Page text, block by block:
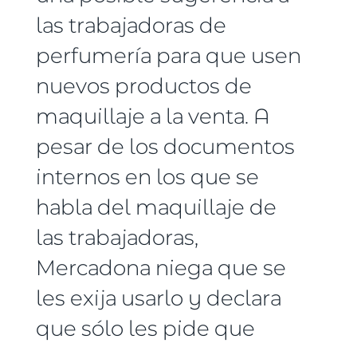
las trabajadoras de
perfumería para que usen
nuevos productos de
maquillaje a la venta. A
pesar de los documentos
internos en los que se
habla del maquillaje de
las trabajadoras,
Mercadona niega que se
les exija usarlo y declara
que sólo les pide que